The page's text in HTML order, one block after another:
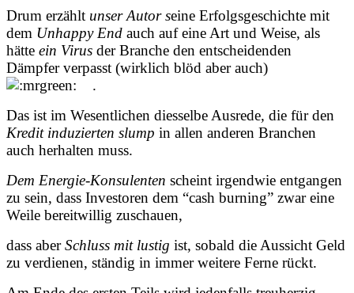
Drum erzählt unser Autor seine Erfolgsgeschichte mit
dem Unhappy End auch auf eine Art und Weise, als
hätte ein Virus der Branche den entscheidenden
Dämpfer verpasst (wirklich blöd aber auch)
.
Das ist im Wesentlichen diesselbe Ausrede, die für den
Kredit induzierten slump in allen anderen Branchen
auch herhalten muss.
Dem Energie-Konsulenten scheint irgendwie entgangen
zu sein, dass Investoren dem “cash burning” zwar eine
Weile bereitwillig zuschauen,
dass aberSchluss mit lustig ist, sobald die Aussicht Geld
zu verdienen, ständig in immer weitere Ferne rückt.